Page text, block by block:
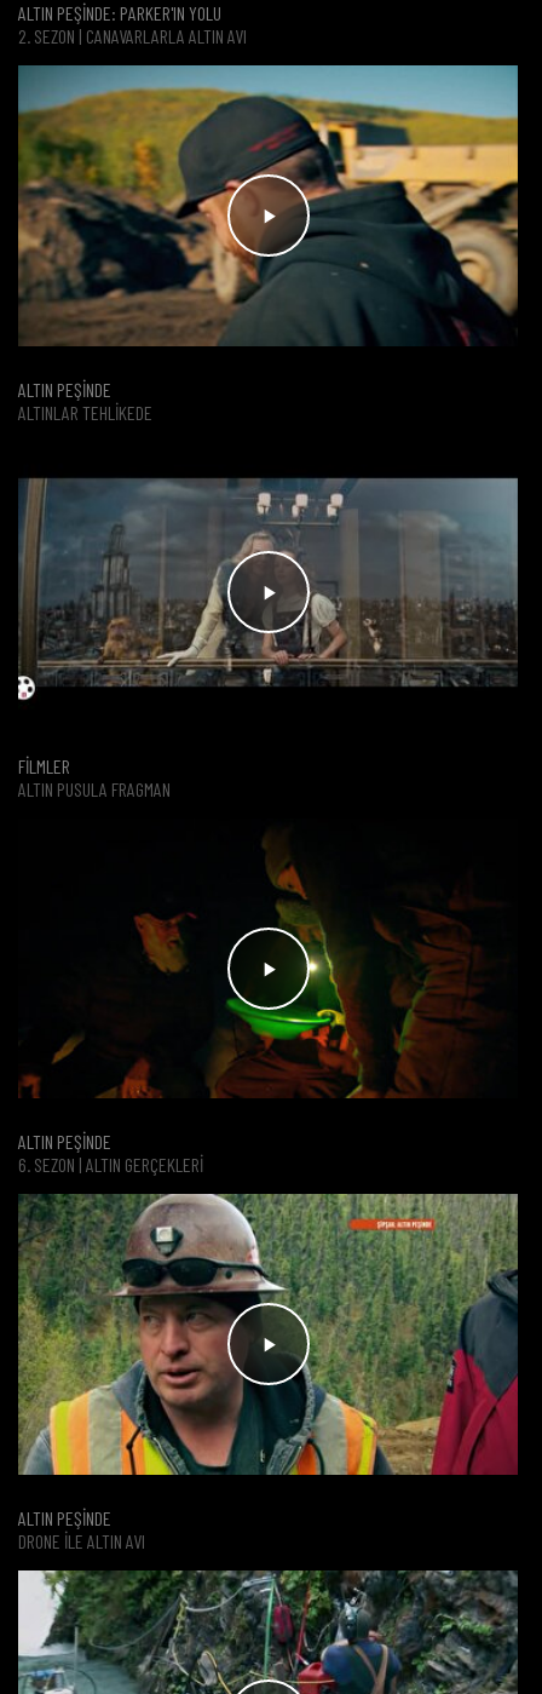
ALTIN PEŞİNDE: PARKER'IN YOLU
2. SEZON | CANAVARLARLA ALTIN AVI
ALTIN PEŞİNDE
ALTINLAR TEHLIKEDE
FİLMLER
ALTIN PUSULA FRAGMAN
ALTIN PEŞİNDE
6. SEZON | ALTIN GERÇEKLERI
ALTIN PEŞİNDE
DRONE ILE ALTIN AVI